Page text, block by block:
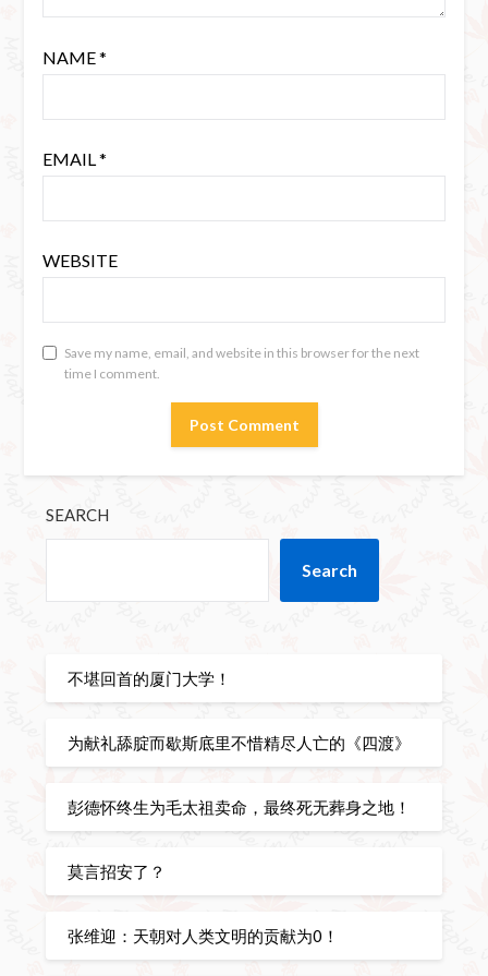
NAME*
EMAIL*
WEBSITE
Save my name, email, and website in this browser for the next
time I comment.
SEARCH
Search
不堪回首的厦门大学！
为献礼舔腚而歇斯底里不惜精尽人亡的《四渡》
彭德怀终生为毛太祖卖命，最终死无葬身之地！
莫言招安了？
张维迎：天朝对人类文明的贡献为0！